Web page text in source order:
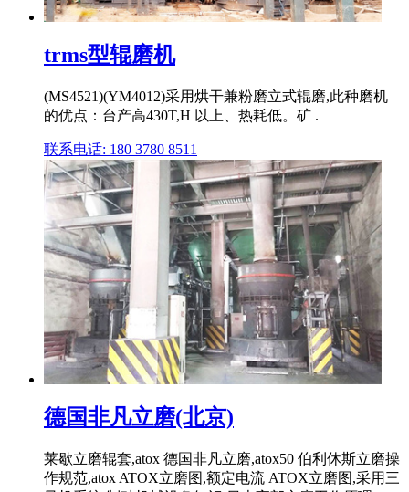
trms型辊磨机
(MS4521)(YM4012)采用烘干兼粉磨立式辊磨,此种磨机
的优点：台产高430T,H 以上、热耗低。矿 .
联系电话: 180 3780 8511
德国非凡立磨(北京)
莱歇立磨辊套,atox 德国非凡立磨,atox50 伯利休斯立磨操
作规范,atox ATOX立磨图,额定电流 ATOX立磨图,采用三